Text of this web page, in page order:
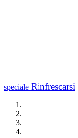
speciale Rinfrescarsi